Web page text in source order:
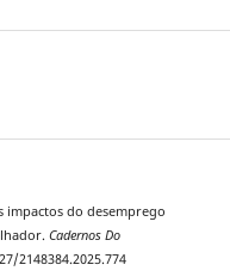
impactos do desemprego
Cadernos Do
2148384.2025.774